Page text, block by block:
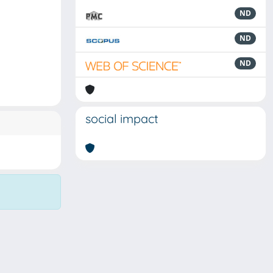
ND
ND
ND
social impact